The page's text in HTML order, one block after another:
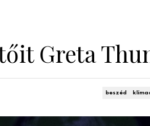
Greta
beszéd